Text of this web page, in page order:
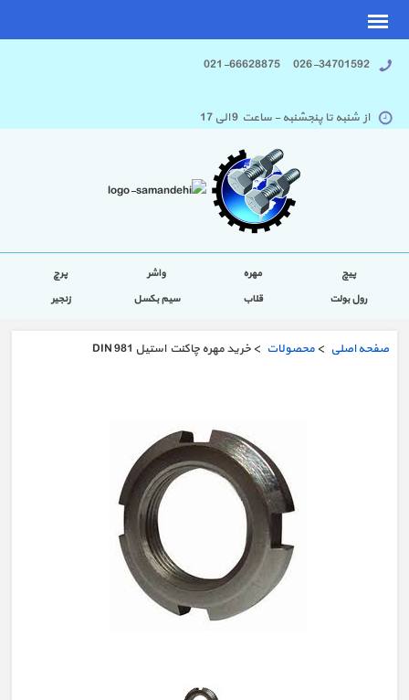
026-34701592 021-66628875
از شنبه تا پنجشنبه - ساعت 9 الی 17
پیچ مهره واشر
پرچ
رول بولت
قلاب سیم بکسل زنجیر
صفحه اصلی > محصولات > خرید مهره چاکنت استیل DIN 981